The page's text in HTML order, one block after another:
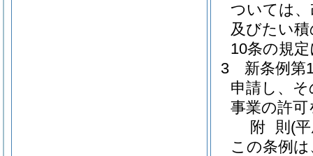
ついては
及びたい
10条の規
3
新条例第
申請し、
事業の許
附 則 (
この条例